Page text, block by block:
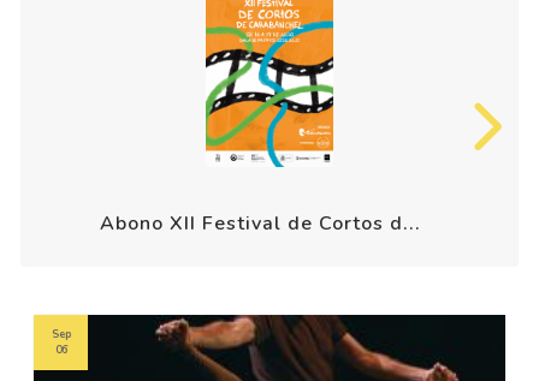
Abono XII Festival de Cortos d...
Sep
06